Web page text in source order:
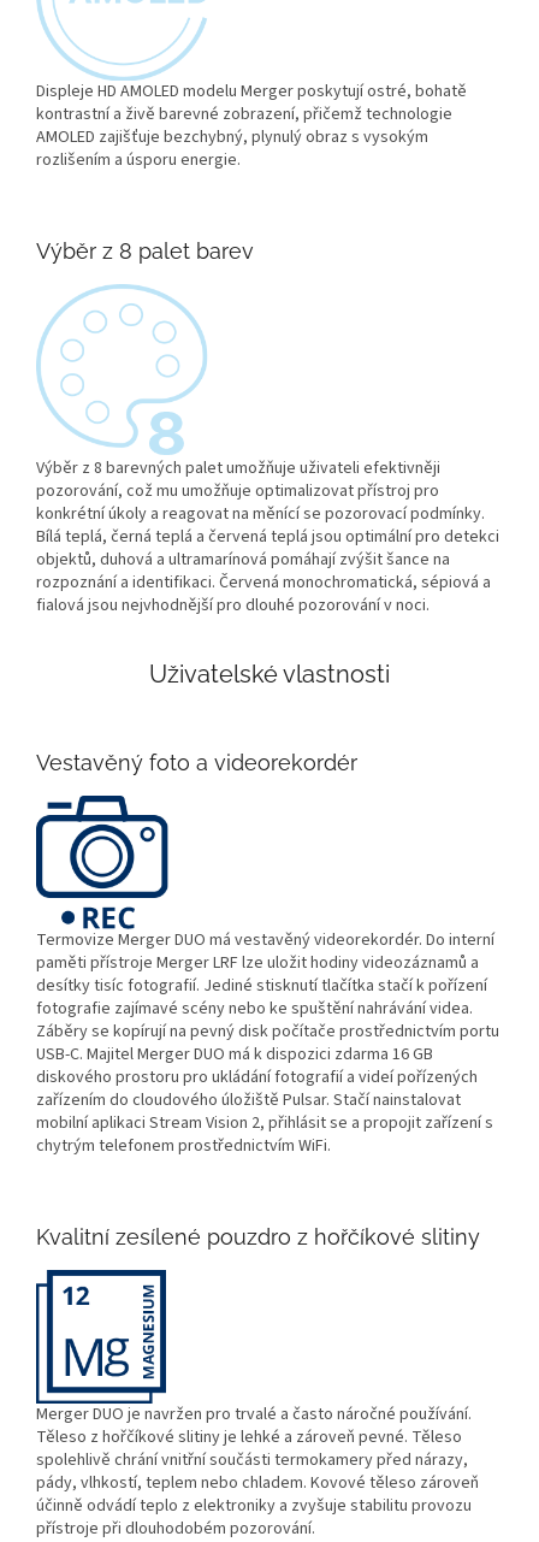
Displeje HD AMOLED modelu Merger poskytují ostré, bohatě
kontrastní a živě barevné zobrazení, přičemž technologie
AMOLED zajišťuje bezchybný, plynulý obraz s vysokým
rozlišením a úsporu energie.
Výběr z 8 palet barev
Výběr z 8 barevných palet umožňuje uživateli efektivněji
pozorování, což mu umožňuje optimalizovat přístroj pro
konkrétní úkoly a reagovat na měnící se pozorovací podmínky.
Bílá teplá, černá teplá a červená teplá jsou optimální pro detekci
objektů, duhová a ultramarínová pomáhají zvýšit šance na
rozpoznání a identifikaci. Červená monochromatická, sépiová a
fialová jsou nejvhodnější pro dlouhé pozorování v noci.
Uživatelské vlastnosti
Vestavěný foto a videorekordér
Termovize Merger DUO má vestavěný videorekordér. Do interní
paměti přístroje Merger LRF lze uložit hodiny videozáznamů a
desítky tisíc fotografií. Jediné stisknutí tlačítka stačí k pořízení
fotografie zajímavé scény nebo ke spuštění nahrávání videa.
Záběry se kopírují na pevný disk počítače prostřednictvím portu
USB-C. Majitel Merger DUO má k dispozici zdarma 16 GB
diskového prostoru pro ukládání fotografií a videí pořízených
zařízením do cloudového úložiště Pulsar. Stačí nainstalovat
mobilní aplikaci Stream Vision 2, přihlásit se a propojit zařízení s
chytrým telefonem prostřednictvím WiFi.
Kvalitní zesílené pouzdro z hořčíkové slitiny
Merger DUO je navržen pro trvalé a často náročné používání.
Těleso z hořčíkové slitiny je lehké a zároveň pevné. Těleso
spolehlivě chrání vnitřní součásti termokamery před nárazy,
pády, vlhkostí, teplem nebo chladem. Kovové těleso zároveň
účinně odvádí teplo z elektroniky a zvyšuje stabilitu provozu
přístroje při dlouhodobém pozorování.